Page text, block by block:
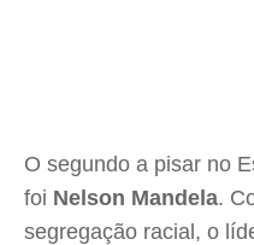
O segundo a pisar no
foi Nelson Mandela.
segregação racial, o